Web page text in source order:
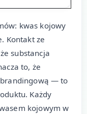
kwas kojowy
Kontakt ze
substancja
to, że
— to
Każdy
kojowym w